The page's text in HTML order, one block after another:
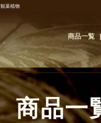
葉植物
商品一覧
商品一